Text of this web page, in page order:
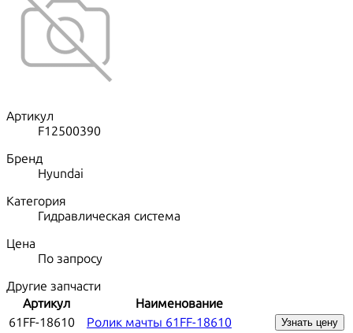
Артикул
F12500390
Бренд
Hyundai
Категория
Гидравлическая система
Цена
По запросу
Другие запчасти
Артикул
Наименование
61FF-18610
Ролик мачты 61FF-18610 Узнать цену